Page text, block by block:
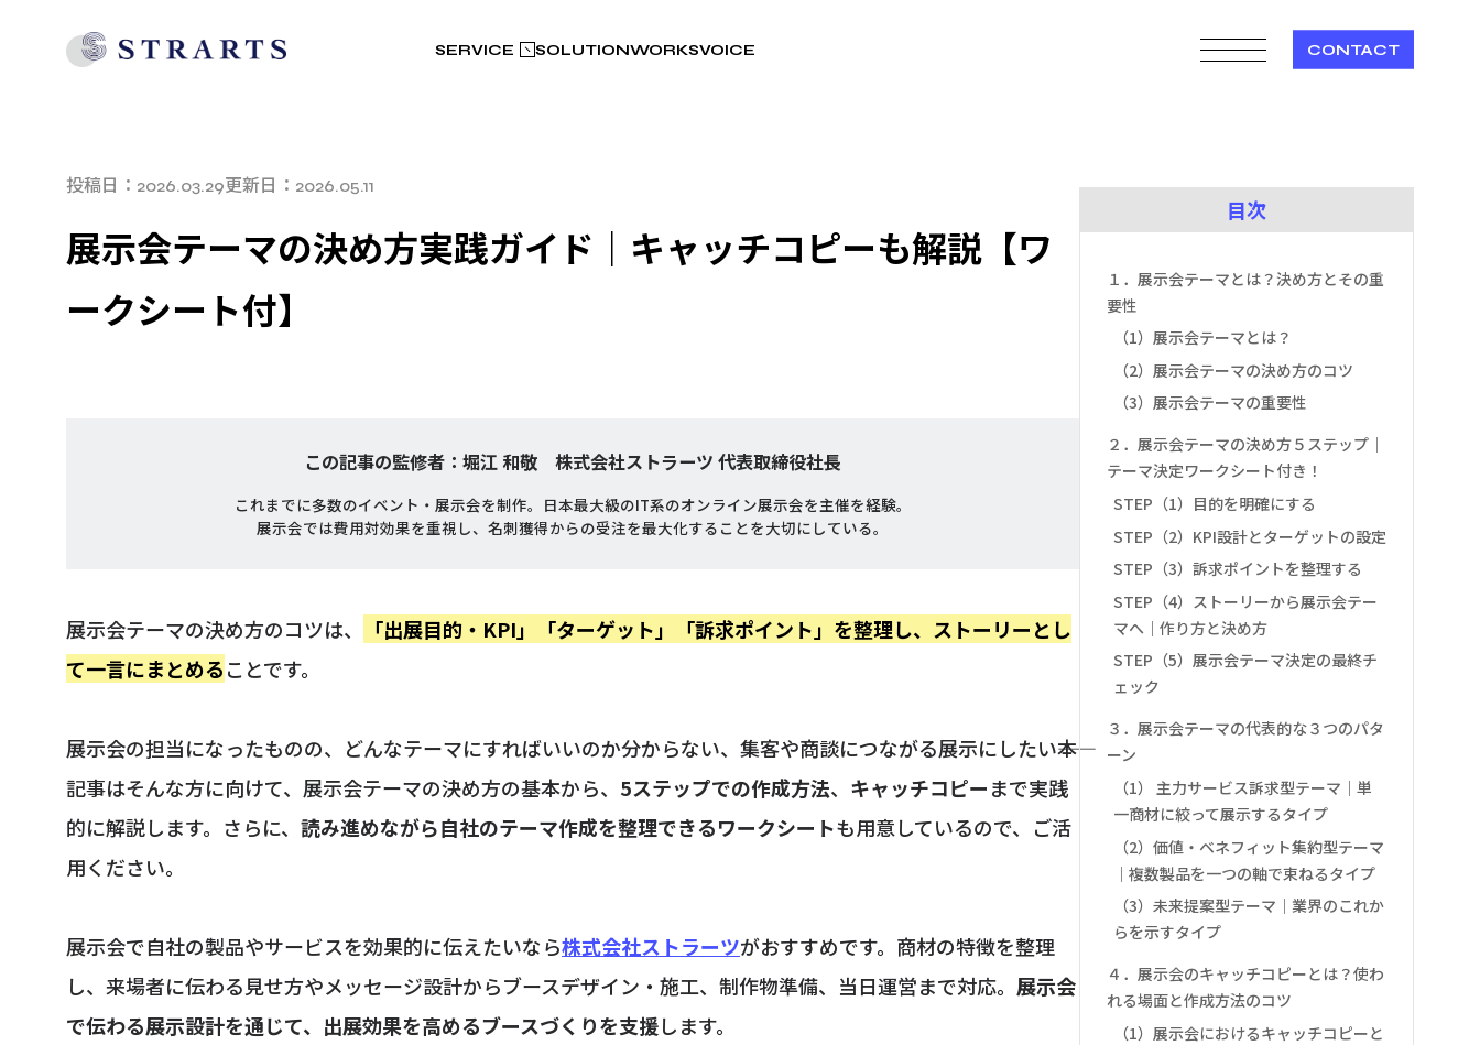
SERVICE SOLUTIONWORKSVOICE CONTACT
投稿日： 2026.03.29更新日： 2026.05.11
展示会テーマの決め方実践ガイド｜キャッチコピーも解説【ワ
ークシート付】
この記事の監修者：堀江 和敬 株式会社ストラーツ 代表取締役社長
これまでに多数のイベント・展示会を制作。日本最大級のIT系のオンライン展示会を主催を経験。
展示会では費用対効果を重視し、名刺獲得からの受注を最大化することを大切にしている。
展示会テーマの決め方のコツは、
「出展目的・KPI」「ターゲット」「訴求ポイント」を整理し、ストーリーとし
て一言にまとめることです。
展示会の担当になったものの、どんなテーマにすればいいのか分からない、集客や商談につながる展示にしたい――本
記事はそんな方に向けて、展示会テーマの決め方の基本から、 5ステップでの作成方法、 キャッチコピーまで実践
的に解説します。さらに、 読み進めながら自社のテーマ作成を整理できるワークシートも用意しているので、ご活
用ください。
展示会で自社の製品やサービスを効果的に伝えたいなら株式会社ストラーツがおすすめです。商材の特徴を整理
し、来場者に伝わる見せ方やメッセージ設計からブースデザイン・施工、制作物準備、当日運営まで対応。 展示会
で伝わる展示設計を通じて、出展効果を高めるブースづくりを支援します。
目次
１．展示会テーマとは？決め方とその重
要性
（1）展示会テーマとは？
（2）展示会テーマの決め方のコツ
（3）展示会テーマの重要性
２．展示会テーマの決め方５ステップ｜
テーマ決定ワークシート付き！
STEP（1）目的を明確にする
STEP（2）KPI設計とターゲットの設定
STEP（3）訴求ポイントを整理する
STEP（4）ストーリーから展示会テー
マへ｜作り方と決め方
STEP（5）展示会テーマ決定の最終チ
ェック
３．展示会テーマの代表的な３つのパタ
ーン
（1） 主力サービス訴求型テーマ｜単
一商材に絞って展示するタイプ
（2）価値・ベネフィット集約型テーマ
｜複数製品を一つの軸で束ねるタイプ
（3）未来提案型テーマ｜業界のこれか
らを示すタイプ
４．展示会のキャッチコピーとは？使わ
れる場面と作成方法のコツ
（1）展示会におけるキャッチコピーと